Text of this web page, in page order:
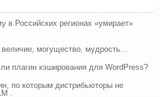
в Российских регионах «умирает»
могущество, мудрость…
плагин кэширования для WordPress?
по которым дистрибьюторы не
.